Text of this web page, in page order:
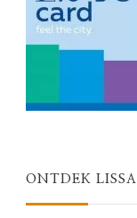
ONTDEK